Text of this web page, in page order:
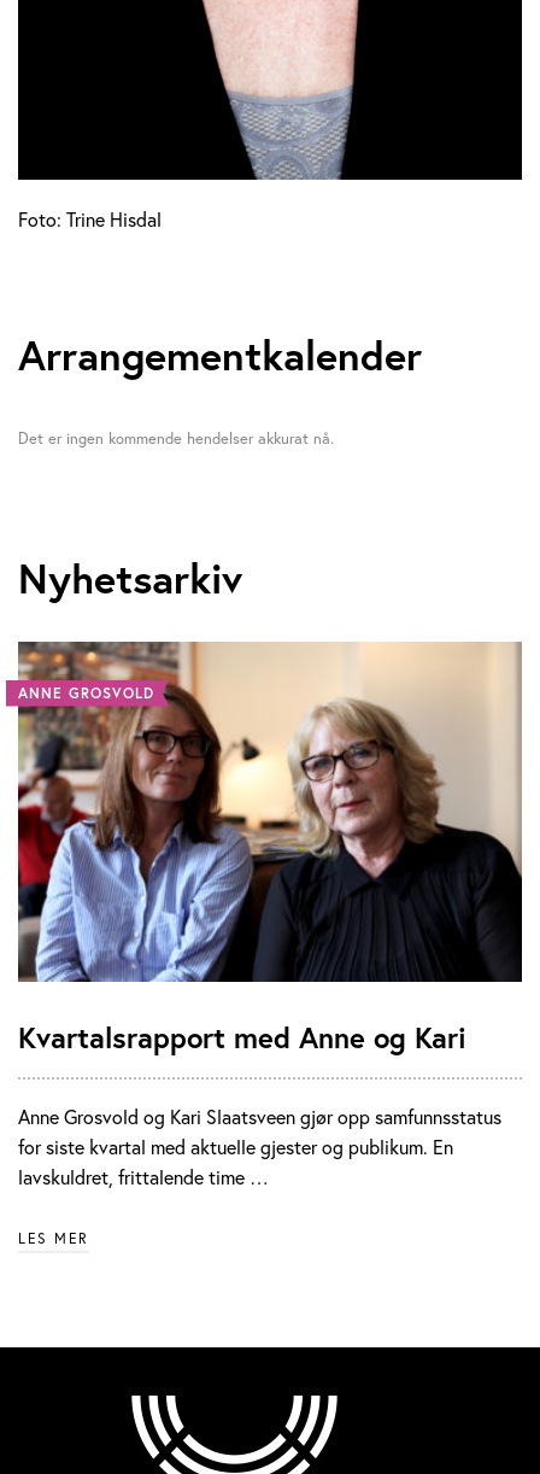
Foto: Trine Hisdal
Arrangementkalender
Det er ingen kommende hendelser akkurat nå.
Nyhetsarkiv
ANNE GROSVOLD
Kvartalsrapport med Anne og Kari
Anne Grosvold og Kari Slaatsveen gjør opp samfunnsstatus
for siste kvartal med aktuelle gjester og publikum. En
lavskuldret, frittalende time …
LES MER